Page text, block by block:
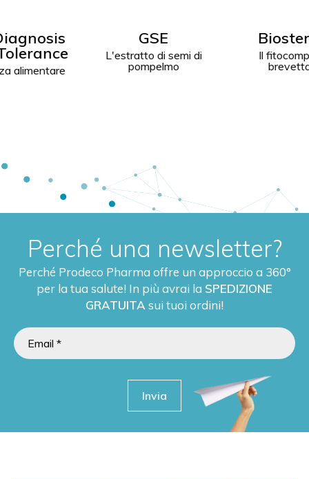
di semi di
Biosterine
Il fitocomposto
brevettato
Per
Perché una newsletter?
Perché Prodeco Pharma offre un approccio a 360°
per la tua salute! In più avrai la SPEDIZIONE
GRATUITA sui tuoi ordini!
Invia